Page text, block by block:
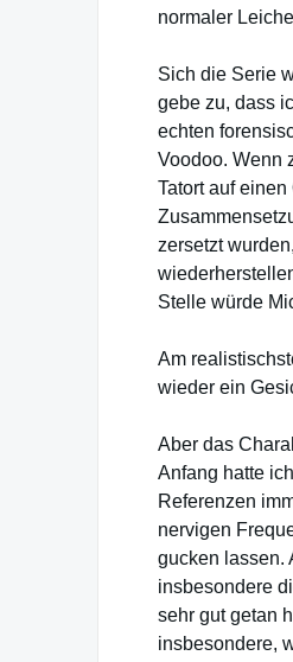
normaler
Sich die Serie
gebe zu, dass
echten
Voodoo. Wenn
Tatort auf
zersetzt
Stelle würde
Am
wieder ein
Aber das
Anfang hatte
Referenzen
nervigen
gucken lassen.
insbesondere
sehr gut getan
insbesondere,